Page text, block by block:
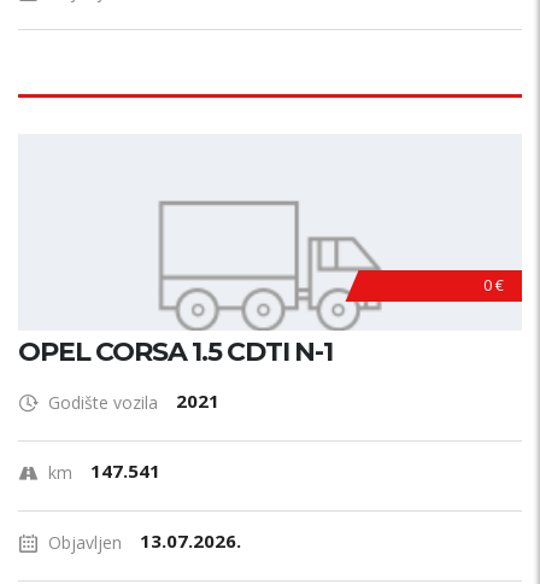
0 €
OPEL CORSA 1.5 CDTI N-1
Godište vozila 2021
km 147.541
Objavljen 13.07.2026.